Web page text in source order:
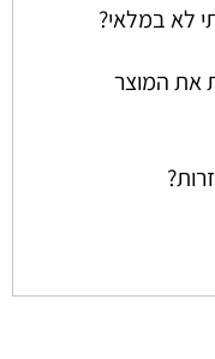
לא במלאי?
את המוצר